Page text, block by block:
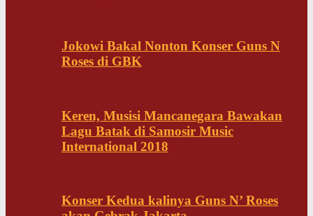
Jokowi Bakal Nonton Konser Guns N
Roses di GBK
Keren, Musisi Mancanegara Bawakan
Lagu Batak di Samosir Music
International 2018
Konser Kedua kalinya Guns N’ Roses